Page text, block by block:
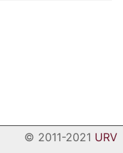
© 2011-2021 URV